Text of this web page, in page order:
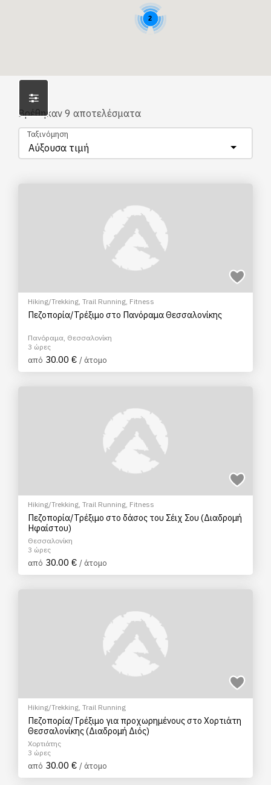
2
Βρέθηκαν 9 αποτελέσματα
Αύξουσα τιμή
Ταξινόμηση
Hiking/Trekking, Trail Running, Fitness
Πεζοπορία/Τρέξιμο στο Πανόραμα Θεσσαλονίκης
Πανόραμα, Θεσσαλονίκη
3 ώρες
από 30.00 € / άτομο
Hiking/Trekking, Trail Running, Fitness
Πεζοπορία/Τρέξιμο στο δάσος του Σέιχ Σου (Διαδρομή
Ηφαίστου)
Θεσσαλονίκη
3 ώρες
από 30.00 € / άτομο
Hiking/Trekking, Trail Running
Πεζοπορία/Τρέξιμο για προχωρημένους στο Χορτιάτη
Θεσσαλονίκης (Διαδρομή Διός)
Χορτιάτης
3 ώρες
από 30.00 € / άτομο